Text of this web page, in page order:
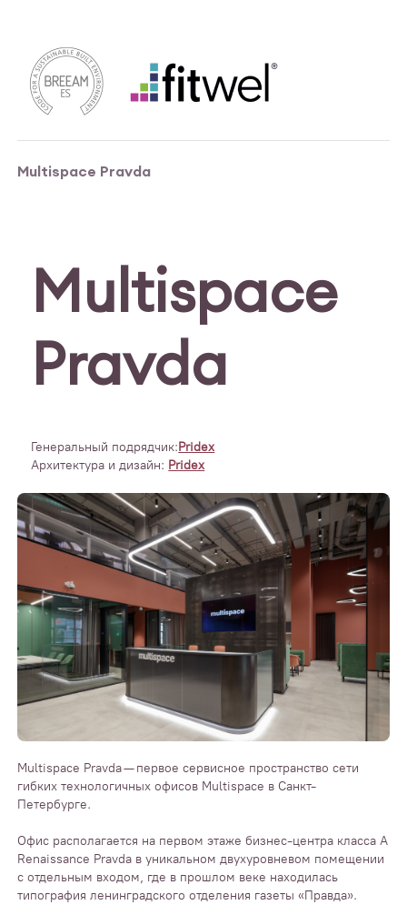
Multispace Pravda
Multispace
Pravda
Генеральный подрядчик:Pridex
Архитектура и дизайн: Pridex
Multispace Pravda — первое сервисное пространство сети
гибких технологичных офисов Multispace в Санкт-
Петербурге.
Офис располагается на первом этаже бизнес-центра класса А
Renaissance Pravda в уникальном двухуровневом помещении
с отдельным входом, где в прошлом веке находилась
типография ленинградского отделения газеты «Правда».